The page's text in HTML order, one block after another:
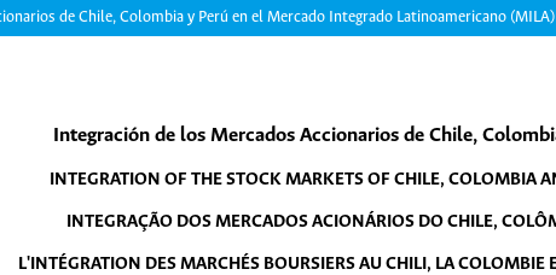
de Chile, Colombia y Perú en el Mercado Integrado Latinoamericano (MILA)